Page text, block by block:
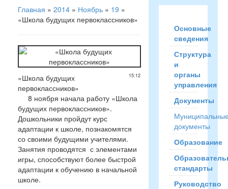
Главная » 2014 » Ноябрь » 19 »
«Школа будущих первоклассников»
15:12
«Школа будущих
первоклассников»
8 ноября начала работу «Школа
будущих первоклассников».
Дошкольники пройдут курс
адаптации к школе, познакомятся
со своими будущими учителями.
Занятия проводятся с элементами
игры, способствуют более быстрой
адаптации к обучению в начальной
школе.
Основные
сведения
Структура
и
органы
управления
Документы
документы
Образование
стандарты
Руководство